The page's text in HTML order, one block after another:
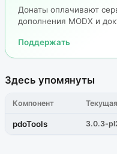
Донаты оплачивают
дополнения MODX и
Поддержать
Здесь упомянуты
Компонент
pdoTools 3.0.3-